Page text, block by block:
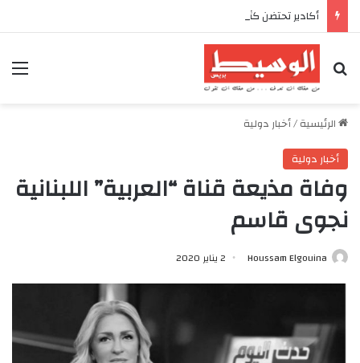
بحث عن
الرئيسية/أخبار دولية
أخبار دولية
وفاة مذيعة قناة “العربية” اللبنانية
نجوى قاسم
Houssam Elgouina 2 يناير 2020